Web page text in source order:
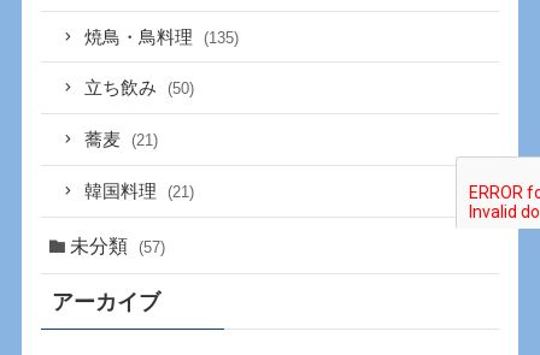
焼鳥・鳥料理 (135)
立ち飲み (50)
蕎麦 (21)
韓国料理 (21)
未分類 (57)
アーカイブ